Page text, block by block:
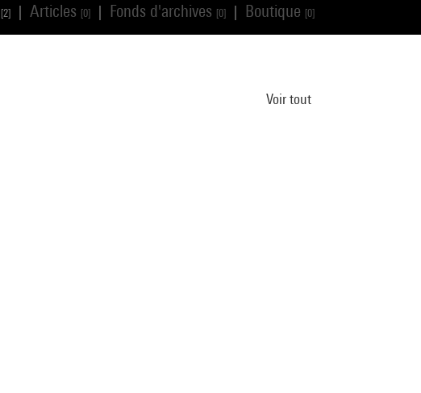
[2] Articles [0] Fonds d'archives [0] Boutique [0]
Voir tout